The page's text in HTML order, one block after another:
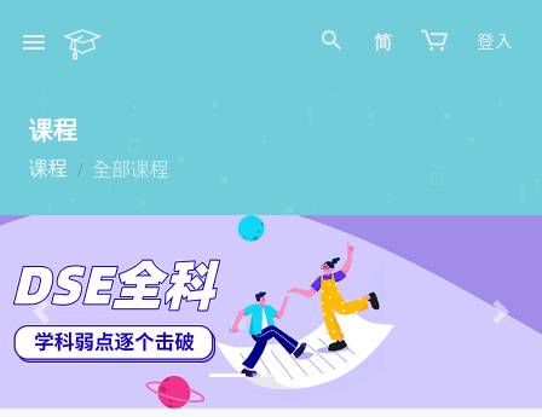
简 登入
课程
课程 全部课程
Previous Next